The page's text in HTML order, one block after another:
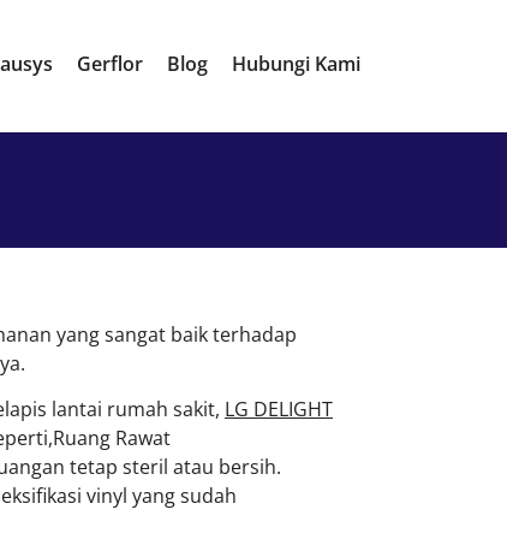
Gerflor Blog Hubungi Kami
yang sangat baik terhadap
lantai rumah sakit, LG DELIGHT
Rawat
tetap steril atau bersih.
vinyl yang sudah